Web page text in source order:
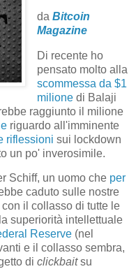
da Bitcoin
Magazine
Di recente ho
pensato molto alla
scommessa da $1
milionedi Balaji
raggiunto il milione
riguardo all'imminente
riflessioni sui lockdown
un po' inverosimile.
Schiff, un uomo che per
caduto sulle nostre
il collasso di tutte le
superiorità intellettuale
Reserve (nel
e il collasso sembra,
di clickbaitsu